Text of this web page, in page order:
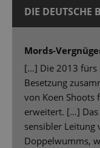
DIE DEUTSCHE
Mords-
[…] Die 2013 fürs
Besetzung
von Koen Shoots
erweitert. […]
sensibler Leitung
Doppelwumms,